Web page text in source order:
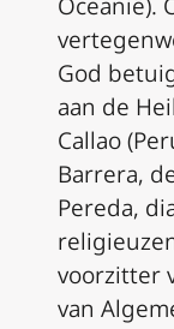
God
aan de
Callao
Barrera,
Pereda,
voorzitter
van